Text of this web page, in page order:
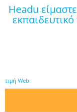
headu είμαστε φτιαγμένοι έτσι montessori
τιμή Web